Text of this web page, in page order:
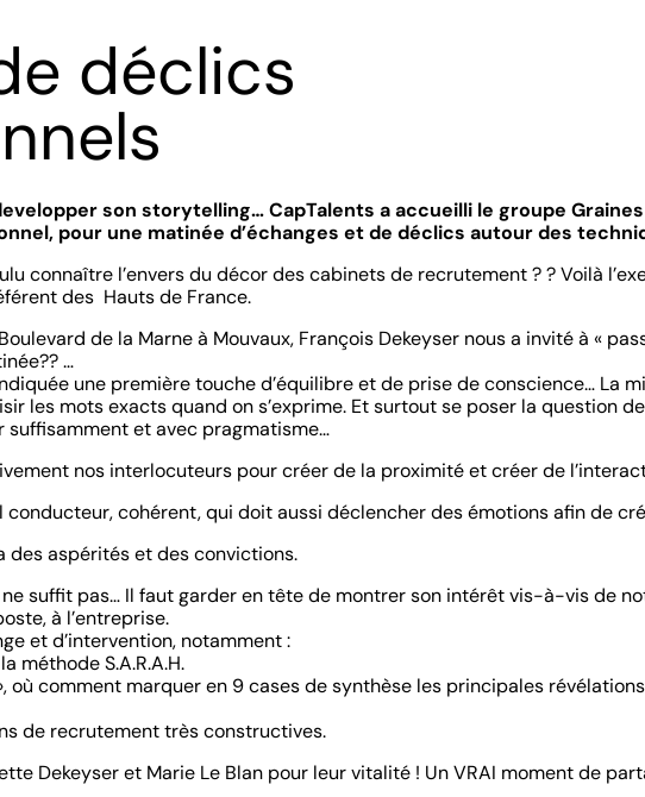
déclics
son storytelling… CapTalents a accueilli le groupe
pour une matinée d’échanges et de déclics autour des
connaître l’envers du décor des cabinets de recrutement ? ? Voilà
des Hauts de France.
de la Marne à Mouvaux, François Dekeyser nous a invité à «
…
une première touche d’équilibre et de prise de conscience… La
les mots exacts quand on s’exprime. Et surtout se poser la question
suffisamment et avec pragmatisme…
nos interlocuteurs pour créer de la proximité et créer de
cohérent, qui doit aussi déclencher des émotions afin de
des aspérités et des convictions.
suffit pas… Il faut garder en tête de montrer son intérêt vis-à-vis de
à l’entreprise.
et d’intervention, notamment :
méthode S.A.R.A.H.
comment marquer en 9 cases de synthèse les principales
de recrutement très constructives.
Dekeyser et Marie Le Blan pour leur vitalité ! Un VRAI moment de